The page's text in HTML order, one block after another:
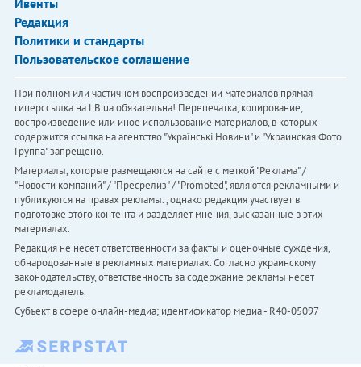
Редакция
Политики и стандарты
Пользовательское соглашение
При полном или частичном воспроизведении материалов прямая
гиперссылка на LB.ua обязательна! Перепечатка, копирование,
воспроизведение или иное использование материалов, в которых
содержится ссылка на агентство "Українськi Новини" и "Украинская Фото
Группа" запрещено.
Материалы, которые размещаются на сайте с меткой "Реклама" /
"Новости компаний" / "Пресрелиз" / "Promoted", являются рекламными и
публикуются на правах рекламы. , однако редакция участвует в
подготовке этого контента и разделяет мнения, высказанные в этих
материалах.
Редакция не несет ответственности за факты и оценочные суждения,
обнародованные в рекламных материалах. Согласно украинскому
законодательству, ответственность за содержание рекламы несет
рекламодатель.
Субъект в сфере онлайн-медиа; идентификатор медиа - R40-05097